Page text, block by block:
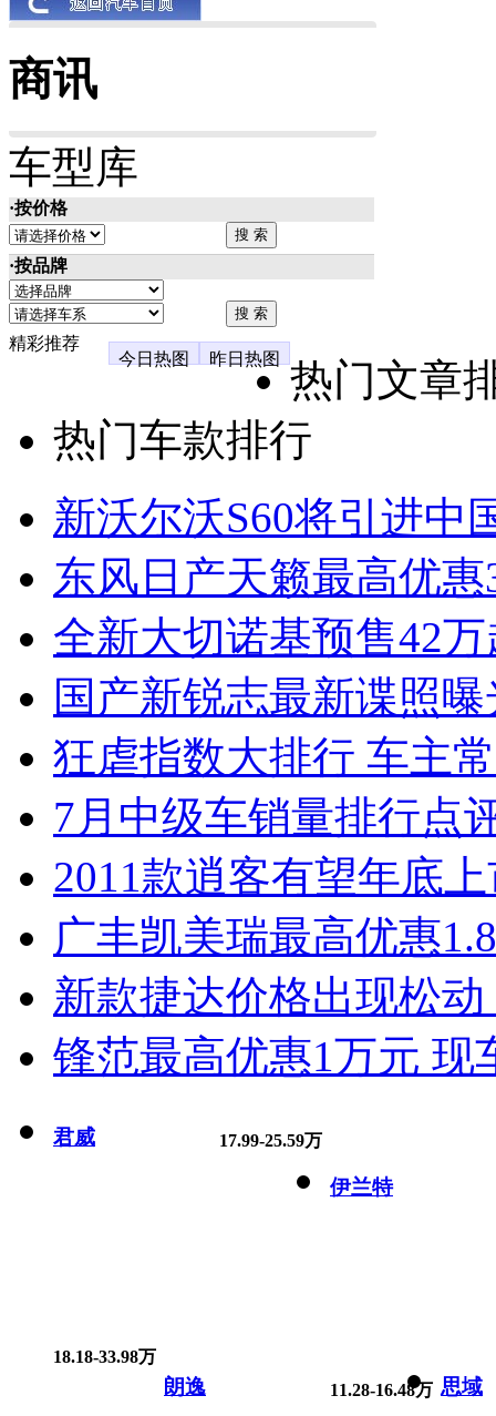
商讯
车型库
·按价格
·按品牌
精彩推荐
今日热图
昨日热图
热门文章
热门车款排行
新沃尔沃S60将引进中
东风日产天籁最高优
全新大切诺基预售42
国产新锐志最新谍照
狂虐指数大排行 车主
7月中级车销量排行点
2011款逍客有望年底
广丰凯美瑞最高优惠
新款捷达价格出现松
锋范最高优惠1万元 现
君威 17.99-25.59万
伊兰特
18.18-33.98万
朗逸 11.28-16.48万 思域